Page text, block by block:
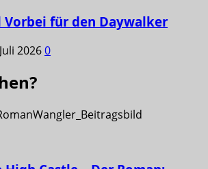
Vorbei für den Daywalker
20260